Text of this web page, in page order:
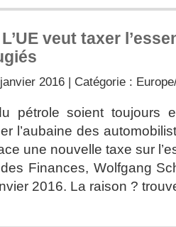
veut taxer
2016 | Catégorie :
pétrole soient toujours
l’aubaine des
une nouvelle taxe sur
Finances, Wolfgang
2016. La raison ?